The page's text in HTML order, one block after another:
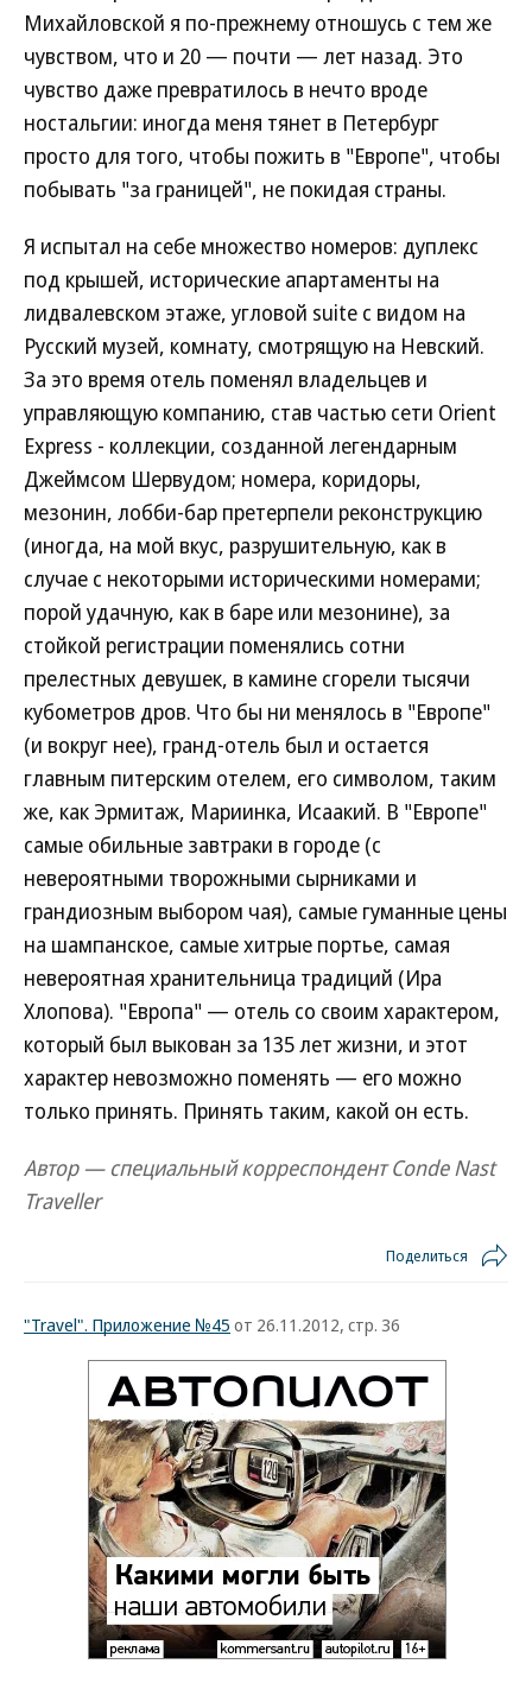
Михайловской я по-прежнему отношусь с тем же
чувством, что и 20 — почти — лет назад. Это
чувство даже превратилось в нечто вроде
ностальгии: иногда меня тянет в Петербург
просто для того, чтобы пожить в "Европе", чтобы
побывать "за границей", не покидая страны.
Я испытал на себе множество номеров: дуплекс
под крышей, исторические апартаменты на
лидвалевском этаже, угловой suite с видом на
Русский музей, комнату, смотрящую на Невский.
За это время отель поменял владельцев и
управляющую компанию, став частью сети Orient
Express - коллекции, созданной легендарным
Джеймсом Шервудом; номера, коридоры,
мезонин, лобби-бар претерпели реконструкцию
(иногда, на мой вкус, разрушительную, как в
случае с некоторыми историческими номерами;
порой удачную, как в баре или мезонине), за
стойкой регистрации поменялись сотни
прелестных девушек, в камине сгорели тысячи
кубометров дров. Что бы ни менялось в "Европе"
(и вокруг нее), гранд-отель был и остается
главным питерским отелем, его символом, таким
же, как Эрмитаж, Мариинка, Исаакий. В "Европе"
самые обильные завтраки в городе (с
невероятными творожными сырниками и
грандиозным выбором чая), самые гуманные цены
на шампанское, самые хитрые портье, самая
невероятная хранительница традиций (Ира
Хлопова). "Европа" — отель со своим характером,
который был выкован за 135 лет жизни, и этот
характер невозможно поменять — его можно
только принять. Принять таким, какой он есть.
Автор — специальный корреспондент Conde Nast
Traveller
Поделиться
"Travel". Приложение №45 от 26.11.2012, стр. 36